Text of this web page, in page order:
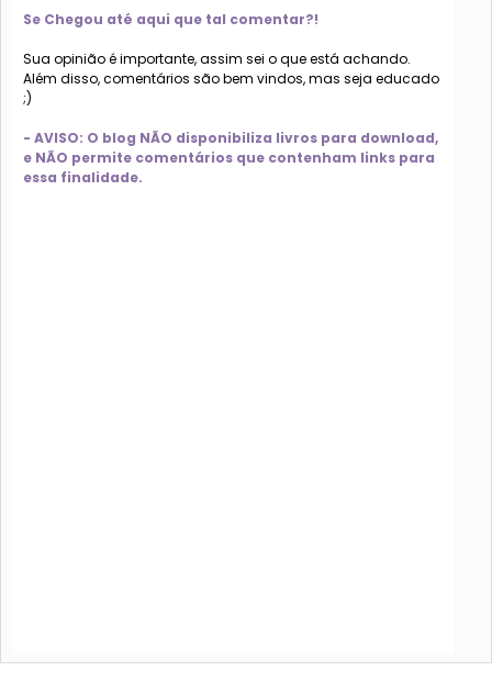
Se Chegou até aqui que tal comentar?!
Sua opinião é importante, assim sei o que está achando.
Além disso, comentários são bem vindos, mas seja educado
;)
- AVISO: O blog NÃO disponibiliza livros para download,
e NÃO permite comentários que contenham links para
essa finalidade.